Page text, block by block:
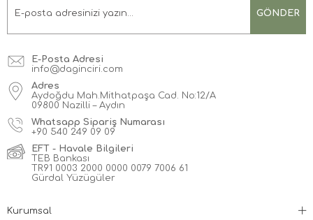
GÖNDER
E-Posta Adresi
info@daginciri.com
Adres
Aydoğdu Mah.Mithatpaşa Cad. No:12/A
09800 Nazilli – Aydın
Whatsapp Sipariş Numarası
+90 540 249 09 09
EFT - Havale Bilgileri
TEB Bankası
TR91 0003 2000 0000 0079 7006 61
Gürdal Yüzügüler
Kurumsal